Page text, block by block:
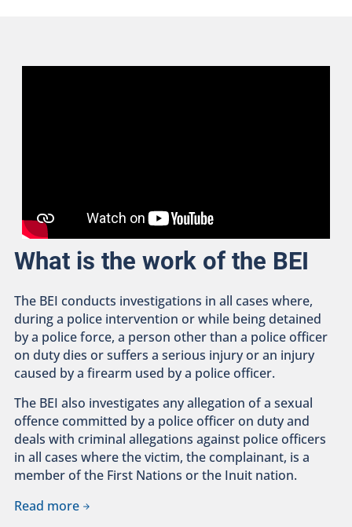
What is the work of the BEI
The BEI conducts investigations in all cases where,
during a police intervention or while being detained
by a police force, a person other than a police officer
on duty dies or suffers a serious injury or an injury
caused by a firearm used by a police officer.
The BEI also investigates any allegation of a sexual
offence committed by a police officer on duty and
deals with criminal allegations against police officers
in all cases where the victim, the complainant, is a
member of the First Nations or the Inuit nation.
Read more